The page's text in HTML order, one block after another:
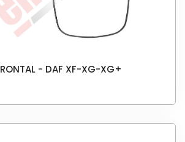
- DAF XF-XG-XG+